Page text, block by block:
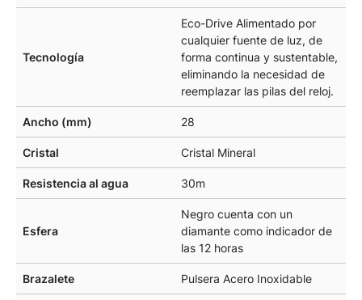
Tecnología
Eco-Drive Alimentado por
cualquier fuente de luz, de
forma continua y sustentable,
eliminando la necesidad de
reemplazar las pilas del reloj.
Ancho (mm) 28
Cristal Cristal Mineral
Resistencia al agua 30m
Esfera
Negro cuenta con un
diamante como indicador de
las 12 horas
Brazalete Pulsera Acero Inoxidable